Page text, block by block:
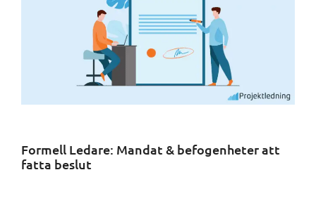
Formell Ledare: Mandat & befogenheter att
fatta beslut